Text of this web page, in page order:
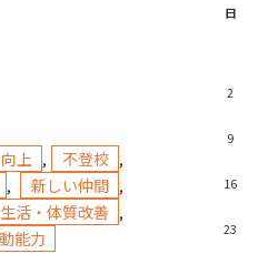
上 , 不登校 ,
, 新しい仲間 ,
生活・体質改善 ,
能力
日
2
9
16
23